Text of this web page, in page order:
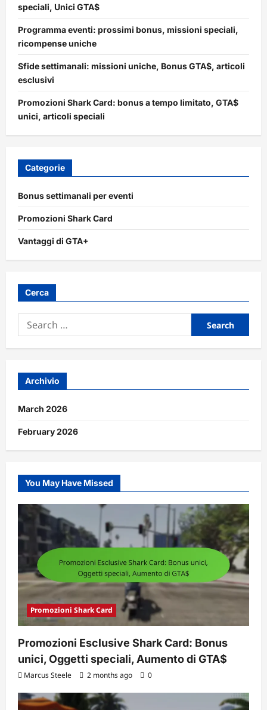
speciali, Unici GTA$
Programma eventi: prossimi bonus, missioni speciali,
ricompense uniche
Sfide settimanali: missioni uniche, Bonus GTA$, articoli
esclusivi
Promozioni Shark Card: bonus a tempo limitato, GTA$
unici, articoli speciali
Categorie
Bonus settimanali per eventi
Promozioni Shark Card
Vantaggi di GTA+
Cerca
Search
for:
Archivio
March 2026
February 2026
You May Have Missed
Promozioni Shark Card
Promozioni Esclusive Shark Card: Bonus
unici, Oggetti speciali, Aumento di GTA$
Marcus Steele 2 months ago 0